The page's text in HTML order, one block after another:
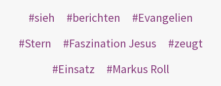
sieh
berichten
Evangelien
Stern
Faszination Jesus
zeugt
Einsatz
Markus Roll